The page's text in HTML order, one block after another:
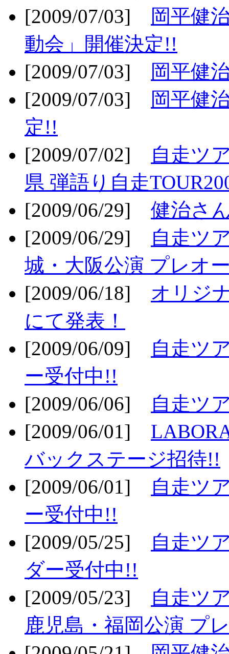
[2009/07/03]
岡平健
動会」開催決定!!
[2009/07/03]
岡平健
[2009/07/03]
岡平健
定!!
[2009/07/02]
自走ツ
県 弾語り自走
[2009/06/29] 健治さ
[2009/06/29]
自走ツ
城・大阪公演 プレオ
[2009/06/18] オリジ
にて発表！
[2009/06/09]
自走ツ
ー受付中!!
[2009/06/06]
自走ツ
[2009/06/01]
バックステージ招待!!
[2009/06/01]
自走ツ
ー受付中!!
[2009/05/25]
自走ツ
ダー受付中!!
[2009/05/23]
自走ツ
鹿児島・福岡公演 プ